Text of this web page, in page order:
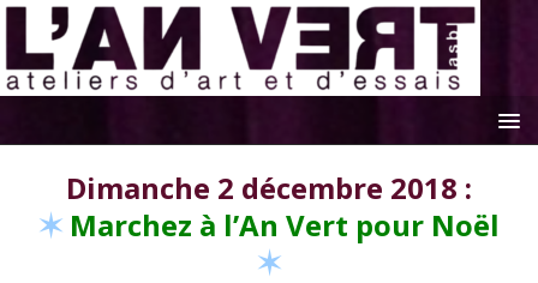
Dimanche 2 décembre 2018 :
✶ Marchez à l’An Vert pour Noël
✶